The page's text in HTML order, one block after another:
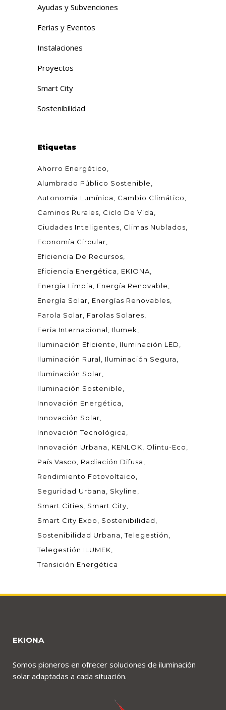
Ayudas y Subvenciones
Ferias y Eventos
Instalaciones
Proyectos
Smart City
Sostenibilidad
Etiquetas
Ahorro Energético
Alumbrado Público Sostenible
Autonomía Lumínica
Cambio Climático
Caminos Rurales
Ciclo De Vida
Ciudades Inteligentes
Climas Nublados
Economía Circular
Eficiencia De Recursos
Eficiencia Energética
EKIONA
Energía Limpia
Energía Renovable
Energía Solar
Energías Renovables
Farola Solar
Farolas Solares
Feria Internacional
Ilumek
Iluminación Eficiente
Iluminación LED
Iluminación Rural
Iluminación Segura
Iluminación Solar
Iluminación Sostenible
Innovación Energética
Innovación Solar
Innovación Tecnológica
Innovación Urbana
KENLOK
Olintu-Eco
País Vasco
Radiación Difusa
Rendimiento Fotovoltaico
Seguridad Urbana
Skyline
Smart Cities
Smart City
Smart City Expo
Sostenibilidad
Sostenibilidad Urbana
Telegestión
Telegestión ILUMEK
Transición Energética
EKIONA
Somos pioneros en ofrecer soluciones de iluminación
solar adaptadas a cada situación.